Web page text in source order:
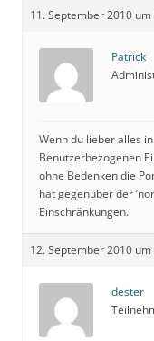
11. September 2010
Patrick
Wenn du lieber alles
Benutzerbezogenen
ohne Bedenken die
hat gegenüber der
Einschränkungen.
12. September 2010
dester